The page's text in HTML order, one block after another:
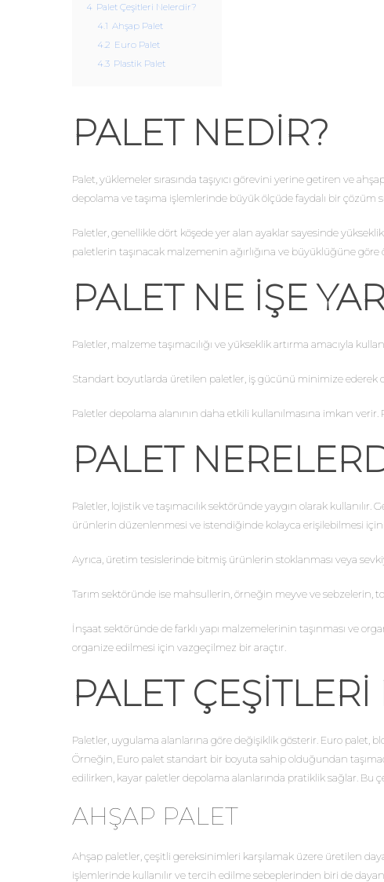
4 Palet Çeşitleri Nelerdir?
4.1 Ahşap Palet
4.2 Euro Palet
4.3 Plastik Palet
PALET NEDIR?
Palet, yüklemeler sırasında taşıyıcı görevini yerine getiren ve
depolama ve taşıma işlemlerinde büyük ölçüde faydalı bir çözüm
Paletler, genellikle dört köşede yer alan ayaklar sayesinde
paletlerin taşınacak malzemenin ağırlığına ve büyüklüğüne
PALET NE İŞE
Paletler, malzeme taşımacılığı ve yükseklik artırma amacıyla
Standart boyutlarda üretilen paletler, iş gücünü minimize ederek
Paletler depolama alanının daha etkili kullanılmasına imkan
PALET
Paletler, lojistik ve taşımacılık sektöründe yaygın olarak
ürünlerin düzenlenmesi ve istendiğinde kolayca erişilebilmesi için
Ayrıca, üretim tesislerinde bitmiş ürünlerin stoklanması veya
Tarım sektöründe ise mahsullerin, örneğin meyve ve sebzelerin,
İnşaat sektöründe de farklı yapı malzemelerinin taşınması ve
organize edilmesi için vazgeçilmez bir araçtır.
PALET
Paletler, uygulama alanlarına göre değişiklik gösterir. Euro palet,
Örneğin, Euro palet standart bir boyuta sahip olduğundan
edilirken, kayar paletler depolama alanlarında pratiklik sağlar. Bu
AHŞAP PALET
Ahşap paletler, çeşitli gereksinimleri karşılamak üzere üretilen
işlemlerinde kullanılır ve tercih edilme sebeplerinden biri de